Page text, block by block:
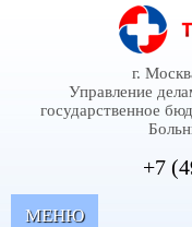
г.
Управление
государственное
+7
MЕНЮ